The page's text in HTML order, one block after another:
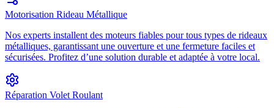
Motorisation Rideau Métallique
Nos experts installent des moteurs fiables pour tous types de rideaux
métalliques, garantissant une ouverture et une fermeture faciles et
sécurisées. Profitez d’une solution durable et adaptée à votre local.
Réparation Volet Roulant